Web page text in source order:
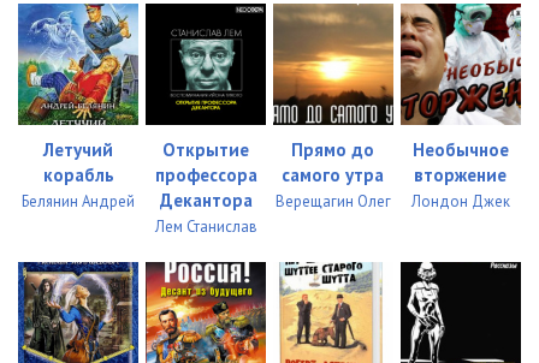
Летучий
корабль
Белянин Андрей
Открытие
профессора
Декантора
Лем Станислав
Прямо до
самого утра
Верещагин Олег
Необычное
вторжение
Лондон Джек